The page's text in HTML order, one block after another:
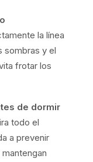
la línea
sombras y el
frotar los
de dormir
todo el
a prevenir